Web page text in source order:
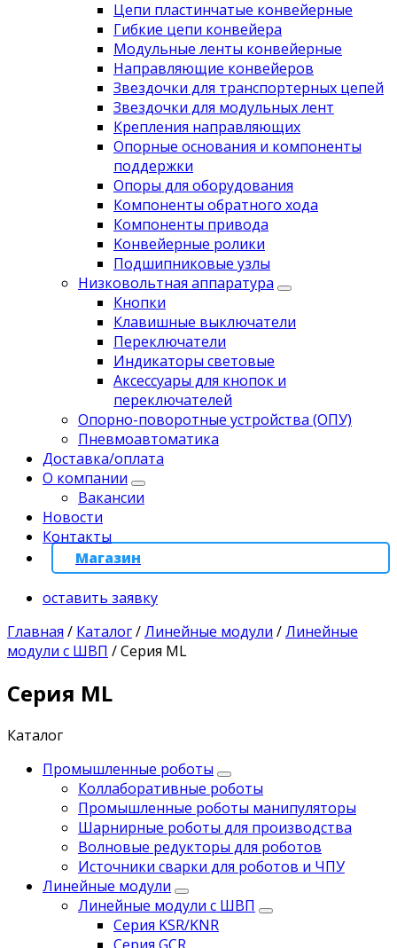
Цепи пластинчатые конвейерные
Гибкие цепи конвейера
Модульные ленты конвейерные
Направляющие конвейеров
Звездочки для транспортерных цепей
Звездочки для модульных лент
Крепления направляющих
Опорные основания и компоненты
поддержки
Опоры для оборудования
Компоненты обратного хода
Компоненты привода
Koнвейерныe pолики
Подшипниковые узлы
Низковольтная аппаратура
Кнопки
Клавишные выключатели
Переключатели
Индикаторы световые
Аксессуары для кнопок и
переключателей
Опорно-поворотные устройства (ОПУ)
Пневмоавтоматика
Доставка/оплата
О компании
Вакансии
Новости
Контакты
Магазин
оставить заявку
Главная / Каталог/Линейные модули /Линейные
модули с ШВП /Серия ML
Серия ML
Каталог
Промышленные роботы
Коллаборативные роботы
Промышленные роботы манипуляторы
Шарнирные роботы для производства
Волновые редукторы для роботов
Источники сварки для роботов и ЧПУ
Линейные модули
Линейные модули с ШВП
Серия KSR/KNR